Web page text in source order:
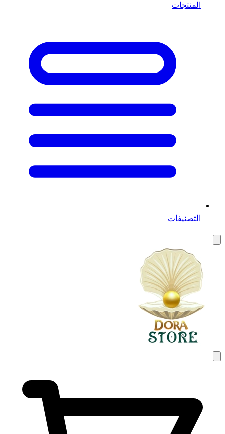
المنتجات
التصنيفات